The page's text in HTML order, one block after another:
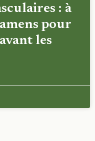
: à
pour
les